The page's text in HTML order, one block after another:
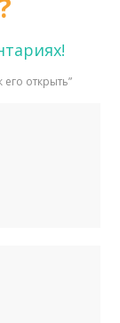
его открыть”